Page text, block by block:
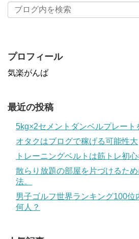
プロフィール
気楽がんば
最近の投稿
5kg×2セメントダンベルプレート
オタクはブログで稼げる可能性大
トレーニングベルトは筋トレ初
散らり放題の部屋を片づけるた
法。
男子ゴルフ世界ランキング100位
何人？